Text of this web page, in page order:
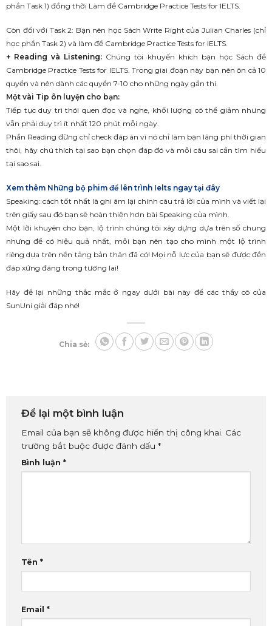
phần Task 1) đồng thời Làm đề Cambridge Practice Tests for IELTS.
Còn đối với Task 2: Bạn nên học Sách Write Right của Julian Charles (chỉ
học phần Task 2) và làm đề Cambridge Practice Tests for IELTS.
+ Reading và Listening: Chúng tôi khuyến khích bạn học Sách đề
Cambridge Practice Tests for IELTS. Trong giai đoạn này bạn nên ôn cả 10
quyển và nên dành các quyển 7-10 cho những ngày gần thi.
Một vài Tip ôn luyện cho bạn:
Tiếp tục duy trì thói quen đọc và nghe, khối lượng có thể giảm nhưng
vẫn phải duy trì ít nhất 120 phút mỗi ngày.
Phần Reading đừng chỉ check đáp án vì nó chỉ làm bạn lãng phí thời gian
thôi, hãy chú thích tại sao bạn chọn đáp đó và mỗi câu sai cần tìm hiểu
tại sao sai.
Xem thêm Những bộ phim để lên trình Ielts ngay tại đây
Speaking: cách tốt nhất là ghi âm lại chính câu trả lời của mình và viết lại
trên giấy sau đó bạn sẽ hoàn thiện hơn bài Speaking của mình.
Một lời khuyên cho bạn, lộ trình chúng tôi xây dựng dựa trên số chung
nhưng để có hiệu quả nhất, mỗi bạn nên tạo cho mình một lộ trình
riêng dựa trên nền tảng bản thân đã có! Mọi nỗ lực của bạn sẽ được đền
đáp xứng đáng trong tương lai!
Hãy để lại những thắc mắc ở ngay dưới bài này để các thầy cô của
SunUni giải đáp nhé!
Chia sẻ:
Để lại một bình luận
Email của bạn sẽ không được hiển thị công khai. Các
trường bắt buộc được đánh dấu *
Bình luận *
Tên *
Email *